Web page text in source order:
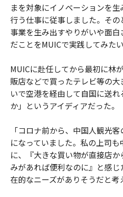
まを対象にイノベーションを
行う仕事に従事しました。そ
事業を生み出すやりがいや面
だことをMUICで実践してみた
MUICに赴任してから最初に林
販店などで買ったテレビ等の
いで空港を経由して自国に送
か」というアイディアだった。
「コロナ前から、中国人観光
になっていました。私の上司
に、『大きな買い物が直接店
みがあれば便利なのに』と感
在的なニーズがありそうだと考